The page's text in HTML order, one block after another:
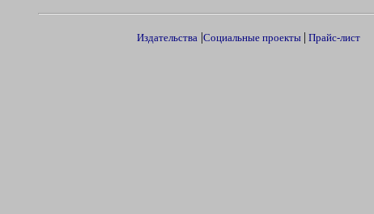
Издательства |Социальные проекты | Прайс-лист